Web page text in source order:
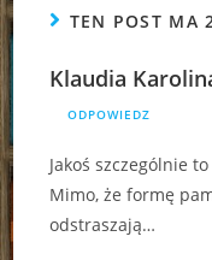
TEN POST MA
Klaudia
ODPOWIEDZ
Jakoś szczególnie
Mimo, że formę
odstraszają…